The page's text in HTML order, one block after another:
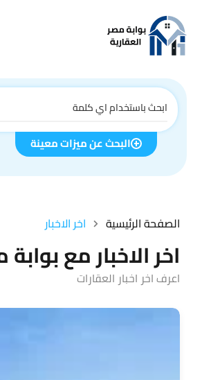
البحث عن ميزات معينة
الصفحة الرئيسية اخر الاخبار
اخر الاخبار مع
اعرف اخر اخبار العقارات